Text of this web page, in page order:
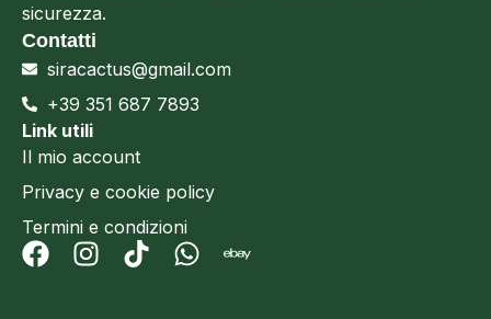
sicurezza.
Contatti
siracactus@gmail.com
+39 351 687 7893
Link utili
Il mio account
Privacy e cookie policy
Termini e condizioni